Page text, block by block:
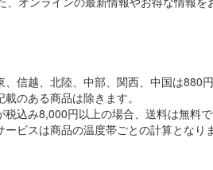
信越、北陸、中部、関西、中国は
のある商品は除きます。
込み8,000円以上の場合、送料は無
ビスは商品の温度帯ごとの計算となり